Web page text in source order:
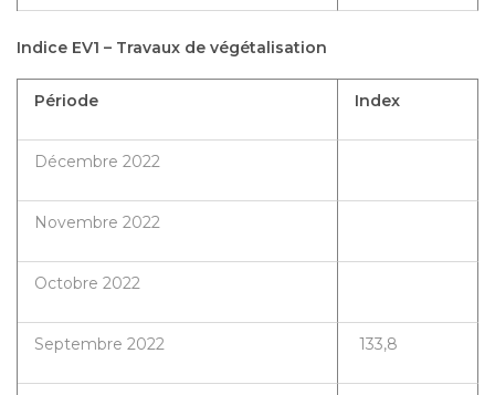
Indice EV1 – Travaux de végétalisation
Période Index
Décembre 2022
Novembre 2022
Octobre 2022
Septembre 2022 133,8